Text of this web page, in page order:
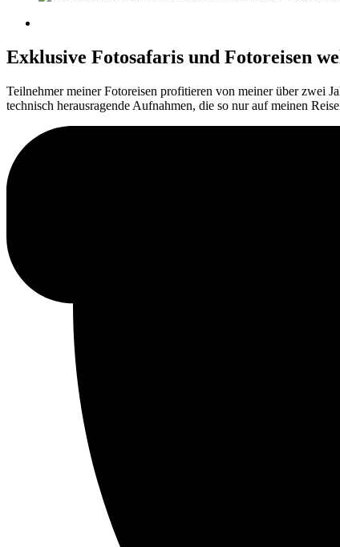
Exklusive Fotosafaris und Fotoreisen
Teilnehmer meiner Fotoreisen profitieren von meiner über zwei
technisch herausragende Aufnahmen, die so nur auf meinen